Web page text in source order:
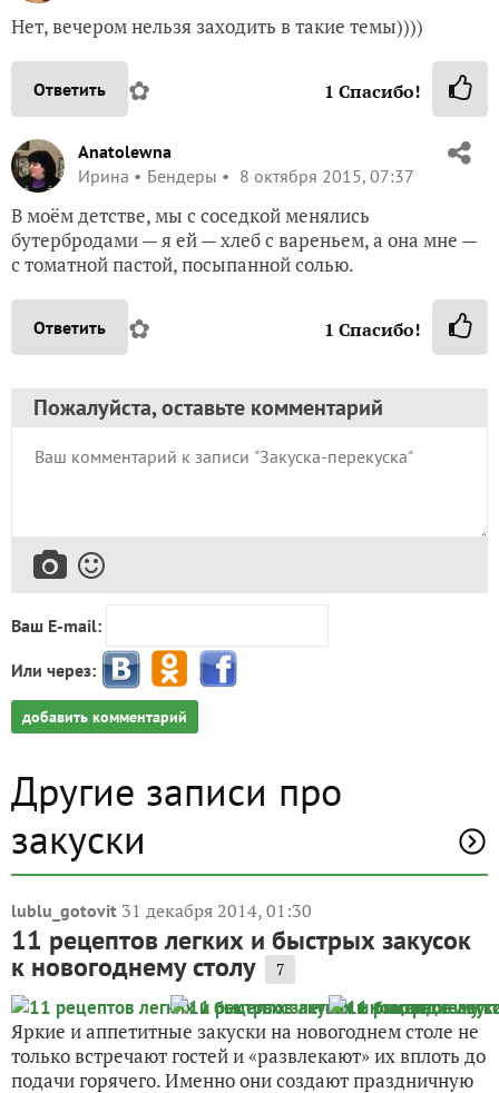
Нет, вечером нельзя заходить в такие темы))))
Ответить ✿ 1 Спасибо!
Anatolewna
Ирина
Бендеры 8 октября 2015, 07:37
В моём детстве, мы с соседкой менялись
бутербродами — я ей — хлеб с вареньем, а она мне —
с томатной пастой, посыпанной солью.
Ответить ✿ 1 Спасибо!
Пожалуйста, оставьте комментарий
Ваш E-mail:
Или через:
добавить комментарий
Другие записи про
закуски
lublu_gotovit 31 декабря 2014, 01:30
11 рецептов легких и быстрых закусок
к новогоднему столу 7
Яркие и аппетитные закуски на новогоднем столе не
только встречают гостей и «развлекают» их вплоть до
подачи горячего. Именно они создают праздничную